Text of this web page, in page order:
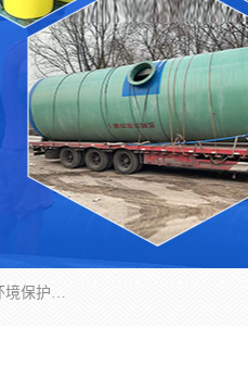
潍坊帝洁环保设备有限公司成立于2019年，位于山东省潍坊市潍城经济开发区；公司专注于环境保护专用设备及配件的研发、生产、安装与销售，同时涉及医用消毒设备、机电设备和仪器仪表的销售。此外，公司提供环保工程施工、环保技术研发与转让、技术服务以及环境工程专项设计服务，致力于为客户提供全面的环保解决方案，助力绿色可持续发展。